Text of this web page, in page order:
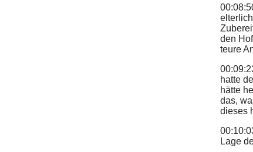
den
teure
hatte
hätte
das,
dieses
Lage